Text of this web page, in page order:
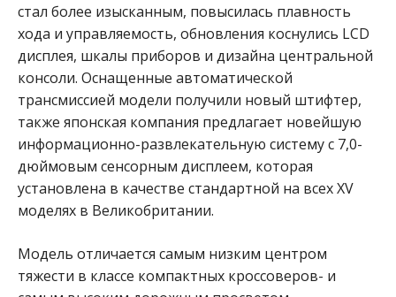
стал более изысканным, повысилась плавность
хода и управляемость, обновления коснулись LCD
дисплея, шкалы приборов и дизайна центральной
консоли. Оснащенные автоматической
трансмиссией модели получили новый штифтер,
также японская компания предлагает новейшую
информационно-развлекательную систему с 7,0-
дюймовым сенсорным дисплеем, которая
установлена в качестве стандартной на всех XV
моделях в Великобритании.
Модель отличается самым низким центром
тяжести в классе компактных кроссоверов- и